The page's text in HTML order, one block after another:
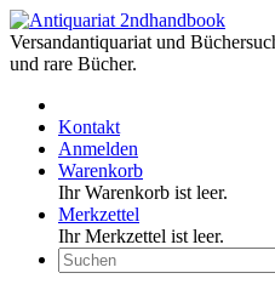
Versandantiquariat und
und rare Bücher.
Kontakt
Anmelden
Warenkorb
Ihr Warenkorb ist leer.
Merkzettel
Ihr Merkzettel ist leer.